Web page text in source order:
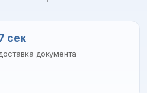
сек
документа